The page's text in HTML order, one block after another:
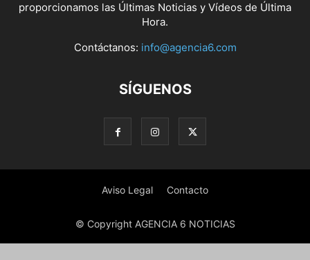
proporcionamos las Últimas Noticias y Vídeos de Última
Hora.
Contáctanos: info@agencia6.com
SÍGUENOS
Aviso Legal Contacto
© Copyright AGENCIA 6 NOTICIAS